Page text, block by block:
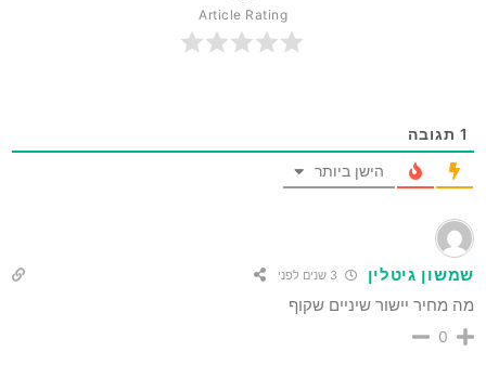
Article Rating
1 תגובה
הישן ביותר
שמשון גיטלין
מה מחיר יישור שיניים שקוף
0